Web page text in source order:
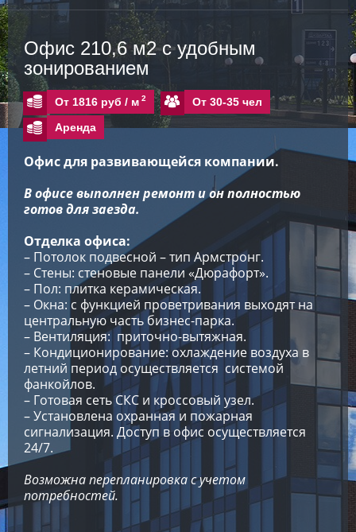
Офис 210,6 м2 с удобным
зонированием
От 1816 руб / м 2 От 30-35 чел
Аренда
Офис для развивающейся компании.
В офисе выполнен ремонт и он полностью
готов для заезда.
Отделка офиса:
– Потолок подвесной – тип Армстронг.
– Стены: стеновые панели «Дюрафорт».
– Пол: плитка керамическая.
– Окна: с функцией проветривания выходят на
центральную часть бизнес-парка.
– Вентиляция: приточно-вытяжная.
– Кондиционирование: охлаждение воздуха в
летний период осуществляется системой
фанкойлов.
– Готовая сеть СКС и кроссовый узел.
– Установлена охранная и пожарная
сигнализация. Доступ в офис осуществляется
24/7.
Возможна перепланировка с учетом
потребностей.